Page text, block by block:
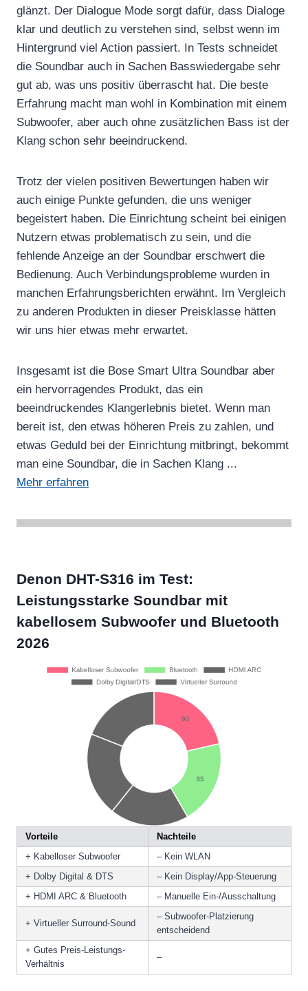
glänzt. Der Dialogue Mode sorgt dafür, dass Dialoge
klar und deutlich zu verstehen sind, selbst wenn im
Hintergrund viel Action passiert. In Tests schneidet
die Soundbar auch in Sachen Basswiedergabe sehr
gut ab, was uns positiv überrascht hat. Die beste
Erfahrung macht man wohl in Kombination mit einem
Subwoofer, aber auch ohne zusätzlichen Bass ist der
Klang schon sehr beeindruckend.
Trotz der vielen positiven Bewertungen haben wir
auch einige Punkte gefunden, die uns weniger
begeistert haben. Die Einrichtung scheint bei einigen
Nutzern etwas problematisch zu sein, und die
fehlende Anzeige an der Soundbar erschwert die
Bedienung. Auch Verbindungsprobleme wurden in
manchen Erfahrungsberichten erwähnt. Im Vergleich
zu anderen Produkten in dieser Preisklasse hätten
wir uns hier etwas mehr erwartet.
Insgesamt ist die Bose Smart Ultra Soundbar aber
ein hervorragendes Produkt, das ein
beeindruckendes Klangerlebnis bietet. Wenn man
bereit ist, den etwas höheren Preis zu zahlen, und
etwas Geduld bei der Einrichtung mitbringt, bekommt
man eine Soundbar, die in Sachen Klang ...
Mehr erfahren
Denon DHT-S316 im Test:
Leistungsstarke Soundbar mit
kabellosem Subwoofer und Bluetooth
2026
Vorteile
Nachteile
+ Kabelloser Subwoofer
– Kein WLAN
+ Dolby Digital & DTS
– Kein Display/App-Steuerung
+ HDMI ARC & Bluetooth
– Manuelle Ein-/Ausschaltung
+ Virtueller Surround-Sound
– Subwoofer-Platzierung
entscheidend
+ Gutes Preis-Leistungs-
Verhältnis
–